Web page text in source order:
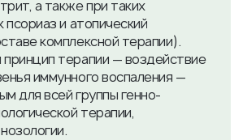
а также при таких
псориаз и атопический
комплексной терапии).
принцип терапии — воздействие
иммунного воспаления —
для всей группы генно-
терапии,